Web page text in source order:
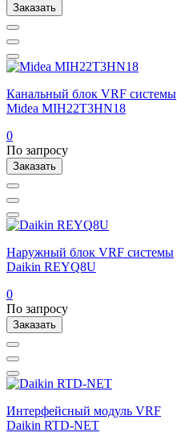
Заказать
Канальный блок VRF системы
Midea MIH22T3HN18
0
По запросу
Заказать
Наружный блок VRF системы
Daikin REYQ8U
0
По запросу
Заказать
Интерфейсный модуль VRF
Daikin RTD-NET